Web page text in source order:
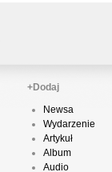
+Dodaj
Newsa
Wydarzenie
Artykuł
Album
Audio